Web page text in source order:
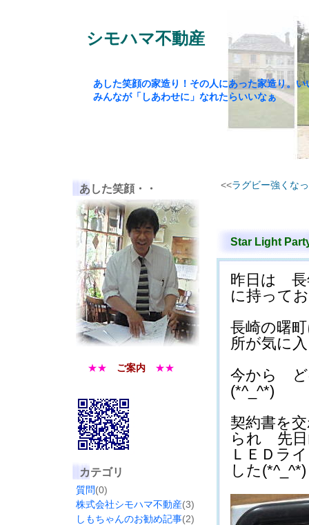
シモハマ不動産
あした笑顔の家造り！その人にあった家造り。
みんなが「しあわせに」なれたらいいなぁ
あした笑顔・・
★★ ご案内 ★★
カテゴリ
質問(0)
株式会社シモハマ不動産(3)
しもちゃんのお勧め記事(2)
<<ラグビー強くな
Star Light
昨日は 長
に持って
長崎の曙
所が気に
今から ど
(*^_^*)
契約書を
られ 先日
ＬＥＤラ
した(*^_^*)